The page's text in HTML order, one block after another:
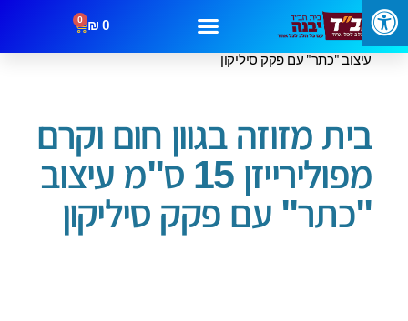
0
₪
0
עמוד הבית/בתי מזוזה
עיצוב "כתר" עם פקק סיליקון
בית מזוזה בגוון חום וקרם
מפולירייזן 15 ס"מ עיצוב
"כתר" עם פקק סיליקון